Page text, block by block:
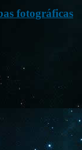
fotográficas